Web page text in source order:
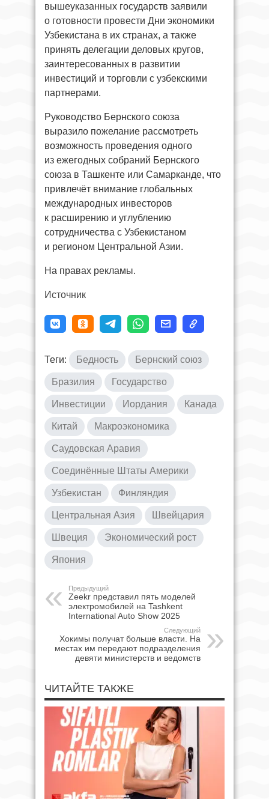
вышеуказанных государств заявили
о готовности провести Дни экономики
Узбекистана в их странах, а также
принять делегации деловых кругов,
заинтересованных в развитии
инвестиций и торговли с узбекскими
партнерами.
Руководство Бернского союза
выразило пожелание рассмотреть
возможность проведения одного
из ежегодных собраний Бернского
союза в Ташкенте или Самарканде, что
привлечёт внимание глобальных
международных инвесторов
к расширению и углублению
сотрудничества с Узбекистаном
и регионом Центральной Азии.
На правах рекламы.
Источник
Теги: Бедность Бернский союз
Бразилия Государство
Инвестиции Иордания Канада
Китай Макроэкономика
Саудовская Аравия
Соединённые Штаты Америки
Узбекистан Финляндия
Центральная Азия Швейцария
Швеция Экономический рост
Япония
Предыдущий
Zeekr представил пять моделей
электромобилей на Tashkent
International Auto Show 2025
Следующий
Хокимы получат больше власти. На
местах им передают подразделения
девяти министерств и ведомств
ЧИТАЙТЕ ТАКЖЕ